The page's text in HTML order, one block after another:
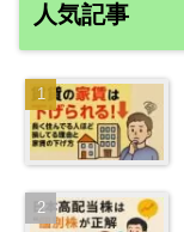
人気記事